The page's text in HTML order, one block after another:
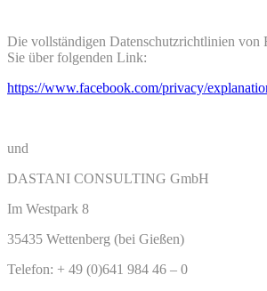
Die vollständigen Datenschutzrichtlinien von
Sie über folgenden Link:
https://www.facebook.com/privacy/
und
DASTANI CONSULTING GmbH
Im Westpark 8
35435 Wettenberg (bei Gießen)
Telefon: + 49 (0)641 984 46 – 0